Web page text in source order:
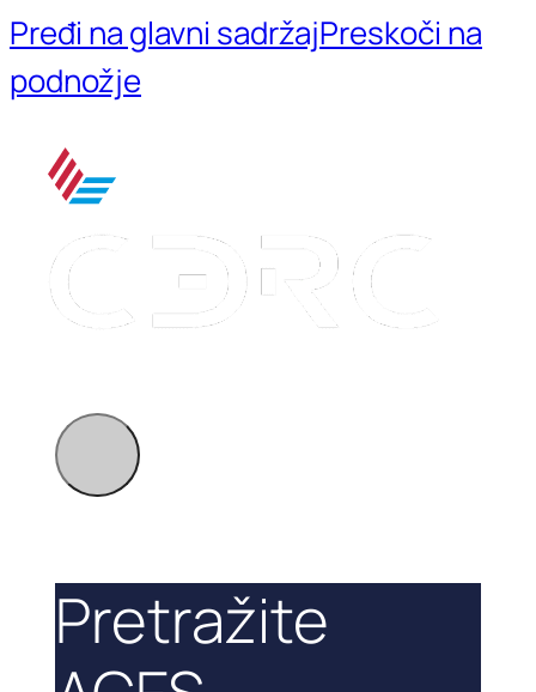
Pređi na glavni sadržajPreskoči na
podnožje
Pretražite